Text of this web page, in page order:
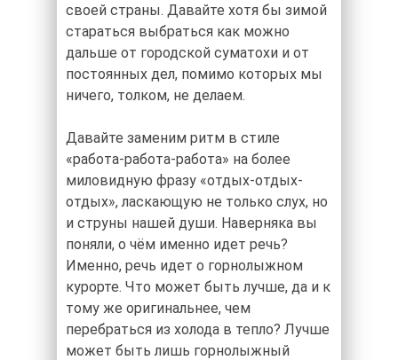
своей страны. Давайте хотя бы зимой
стараться выбраться как можно
дальше от городской суматохи и от
постоянных дел, помимо которых мы
ничего, толком, не делаем.
Давайте заменим ритм в стиле
«работа-работа-работа» на более
миловидную фразу «отдых-отдых-
отдых», ласкающую не только слух, но
и струны нашей души. Наверняка вы
поняли, о чём именно идет речь?
Именно, речь идет о горнолыжном
курорте. Что может быть лучше, да и к
тому же оригинальнее, чем
перебраться из холода в тепло? Лучше
может быть лишь горнолыжный